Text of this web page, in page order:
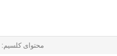
محتوای کلسیم: